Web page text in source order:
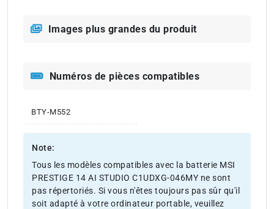
Images plus grandes du produit
Numéros de pièces compatibles
BTY-M552
Note:
Tous les modèles compatibles avec la batterie MSI
PRESTIGE 14 AI STUDIO C1UDXG-046MY ne sont
pas répertoriés. Si vous n'êtes toujours pas sûr qu'il
soit adapté à votre ordinateur portable, veuillez